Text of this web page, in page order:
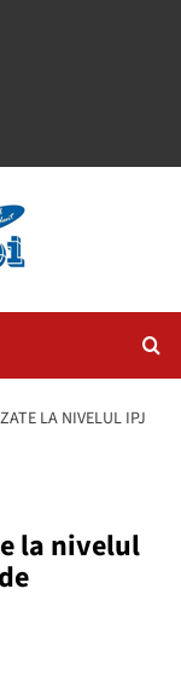
LA NIVELUL IPJ
la nivelul